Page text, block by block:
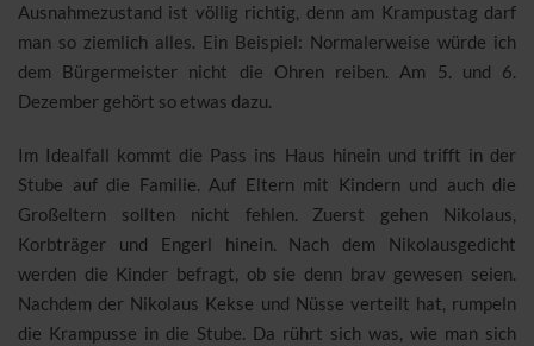
Ausnahmezustand ist völlig richtig, denn am Krampustag darf
man so ziemlich alles. Ein Beispiel: Normalerweise würde ich
dem Bürgermeister nicht die Ohren reiben. Am 5. und 6.
Dezember gehört so etwas dazu.
Im Idealfall kommt die Pass ins Haus hinein und trifft in der
Stube auf die Familie. Auf Eltern mit Kindern und auch die
Großeltern sollten nicht fehlen. Zuerst gehen Nikolaus,
Korbträger und Engerl hinein. Nach dem Nikolausgedicht
werden die Kinder befragt, ob sie denn brav gewesen seien.
Nachdem der Nikolaus Kekse und Nüsse verteilt hat, rumpeln
die Krampusse in die Stube. Da rührt sich was, wie man sich